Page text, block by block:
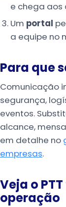
e chega
Um portal
a equipe no
Para que
Comunicação
segurança,
eventos.
alcance,
em detalhe no
empresas.
Veja o
operação